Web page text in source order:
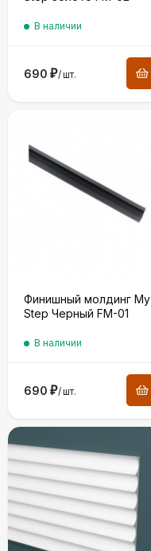
В наличии
690 ₽/шт.
Финишный молдинг My
Step Черный FM-01
В наличии
690 ₽/шт.